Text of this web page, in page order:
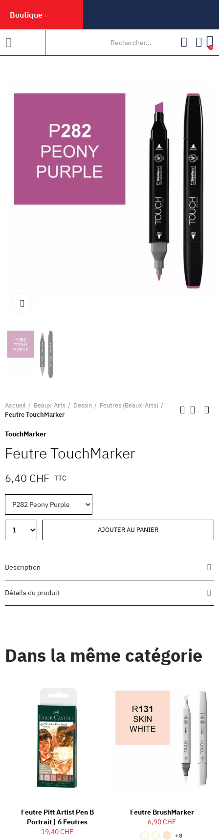
Boutique
0
Accueil Beaux-Arts Dessin
Feutres (Beaux-Arts)
Feutre TouchMarker
TouchMarker
Feutre TouchMarker
6,40 CHF TTC
AJOUTER AU PANIER
Description
Détails du produit
Dans la même catégorie
Feutre Pitt Artist Pen B
Portrait | 6 Feutres
19,40 CHF
Feutre BrushMarker
6,90 CHF
+8